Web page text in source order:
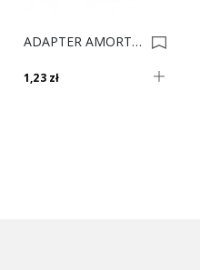
ADAPTER AMORTYZATORA P-M BRĄZ RAL 8017 0004669
1,23 zł